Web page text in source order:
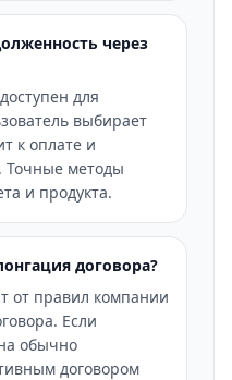
через
для
выбирает
к оплате и
Точные методы
и продукта.
договора?
от правил компании
Если
обычно
договором